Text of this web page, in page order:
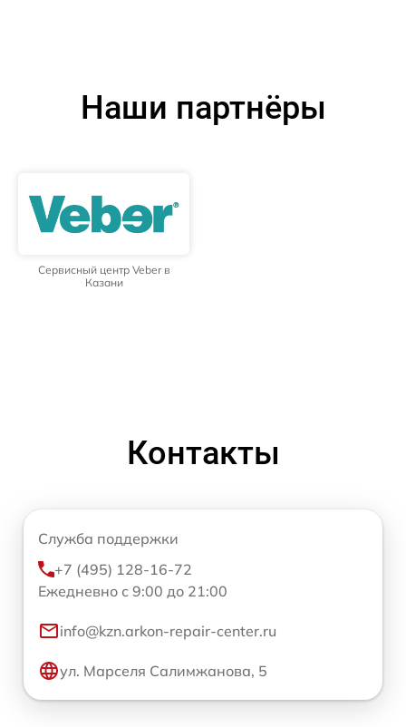
Наши партнёры
Сервисный центр Veber в
Казани
Контакты
Служба поддержки
+7 (495) 128-16-72
Ежедневно с 9:00 до 21:00
info@kzn.arkon-repair-center.ru
ул. Марселя Салимжанова, 5